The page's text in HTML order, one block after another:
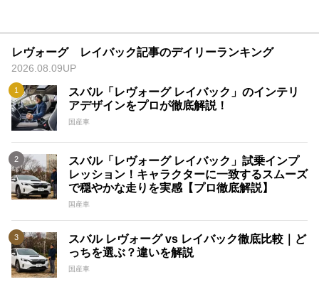
レヴォーグ レイバック記事のデイリーランキング
2026.08.09UP
スバル「レヴォーグ レイバック」のインテリ
アデザインをプロが徹底解説！
国産車
スバル「レヴォーグ レイバック」試乗インプ
レッション！キャラクターに一致するスムーズ
で穏やかな走りを実感【プロ徹底解説】
国産車
スバル レヴォーグ vs レイバック徹底比較｜ど
っちを選ぶ？違いを解説
国産車